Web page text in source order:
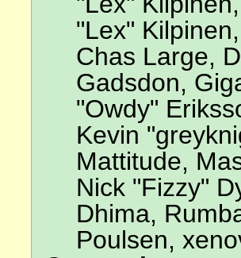
"Lex"
Chas Large,
Gadsdon,
"Owdy"
Kevin
Mattitude,
Nick "Fizzy"
Dhima,
Poulsen,